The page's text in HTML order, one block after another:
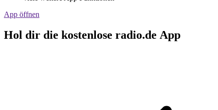
App öffnen
Hol dir die kostenlose radio.de App